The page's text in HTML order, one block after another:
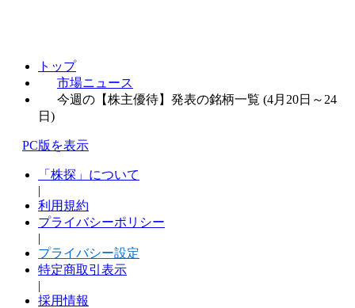
トップ
市場ニュース
今週の【株主優待】発表の銘柄一覧 (4月20日～24
日)
PC版を表示
「株探」について
|
利用規約
プライバシーポリシー
|
プライバシー設定
特定商取引表示
|
採用情報